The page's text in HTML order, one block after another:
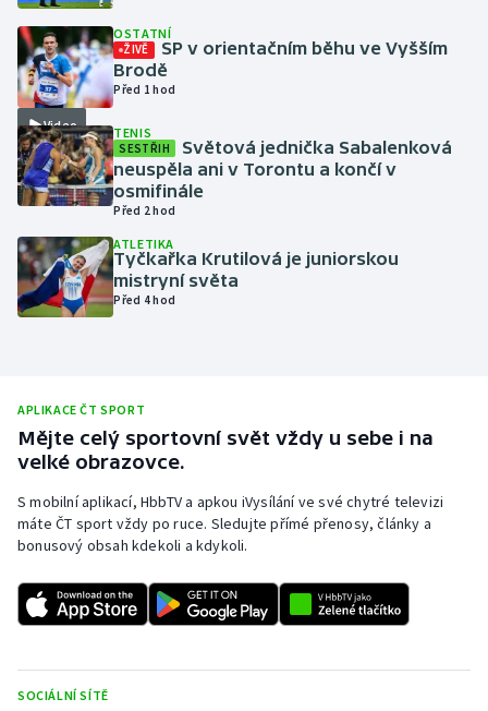
Lyže a snowboard
Moderní pětiboj
Motorsport
Olympijské hry
Parasport
Plavání
Rychlobruslení
Rychlostní kanoistika
Short track
Sportovní střelba
Video
OSTATNÍ
ŽIVĚ
SP v orientačním běhu ve Vyšším
Brodě
Před 1 hod
TENIS
SESTŘIH
Světová jednička Sabalenková
neuspěla ani v Torontu a končí v
osmifinále
Před 2 hod
ATLETIKA
Tyčkařka Krutilová je juniorskou
mistryní světa
Před 4 hod
APLIKACE ČT SPORT
Mějte celý sportovní svět vždy u sebe i na
velké obrazovce.
S mobilní aplikací, HbbTV a apkou iVysílání ve své chytré televizi
máte ČT sport vždy po ruce. Sledujte přímé přenosy, články a
bonusový obsah kdekoli a kdykoli.
SOCIÁLNÍ SÍTĚ